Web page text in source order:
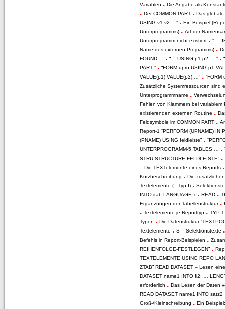
Variablen . Die Angabe als
. Der COMMON PART . Das
USING v1 v2 …” . Ein Beispiel
Unterprogramms) . Art der
Unterprogramm nicht existiert . ” …
Name des externen Programms) .
FOUND … . “… USING p1 p2 … ” .
PART ” . “FORM upro USING p1
VALUE(p1) VALUE(p2) …” .
Zusätzliche Systemressourcen sind
Unterprogrammname .
Fehlen von Klammern bei variablem
existierenden externen Routine .
Feldsymbole im COMMON PART .
Report-1 “PERFORM (UPNAME)
(PNAME) USING feldleiste” .
UNTERPROGRAMM-5 TABLES … .
STRU STRUCTURE FELDLEISTE” .
– Die TEXTelemente eines Reports
Kurzbeschreibung . Die
Textelemente (= Typ I) .
INTO itab LANGUAGE x . READ .
Ergänzungen der Tabellenstruktur .
. Textelemente je Reporttyp . TYP
Typen . Die Datenstruktur
Textelemente . S = Selektionstexte
Befehls in Report-Beispielen .
REIHENFOLGE-FESTLEGEN” .
TEXTELEMENTE USING REPO
ZTAB” READ DATASET – Lesen
DATASET name1 INTO fl2; …
erforderlich . Das Lesen der Daten
READ DATASET name1 INTO satz2
Groß-/Kleinschreibung . Ein